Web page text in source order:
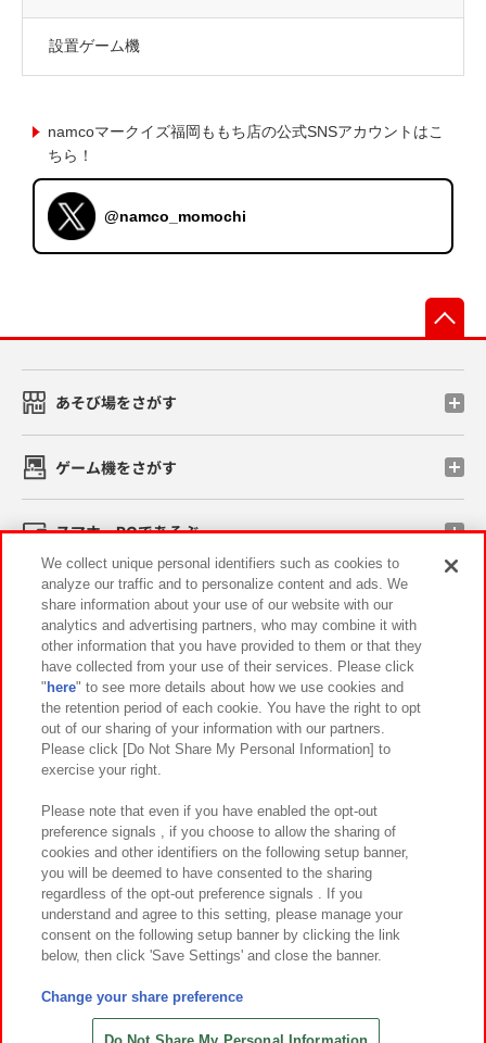
設置ゲーム機
namcoマークイズ福岡ももち店の公式SNSアカウントはこ
ちら！
@namco_momochi
あそび場をさがす
ゲーム機をさがす
スマホ・PCであそぶ
イベント・キャンペーン
関連会社 サステナビリティ サイトポリシー
プライバシーポリシー ウェブアクセシビリティ方針と検証結果
お取引先さまとともに
カスタマーハラスメント対応方針 よくあるご質問・お問い合わせ
©Bandai Namco Amusement Inc.
©Bandai Namco Amusement Lab Inc.
©HANAYASHIKI Co., Ltd. All Rights Reserved.
We collect unique personal identifiers such as cookies to
analyze our traffic and to personalize content and ads. We
share information about your use of our website with our
analytics and advertising partners, who may combine it with
other information that you have provided to them or that they
have collected from your use of their services. Please click
" here" to see more details about how we use cookies and
the retention period of each cookie. You have the right to opt
out of our sharing of your information with our partners.
Please click [Do Not Share My Personal Information] to
exercise your right.
Please note that even if you have enabled the opt-out
preference signals , if you choose to allow the sharing of
cookies and other identifiers on the following setup banner,
you will be deemed to have consented to the sharing
regardless of the opt-out preference signals . If you
understand and agree to this setting, please manage your
consent on the following setup banner by clicking the link
below, then click 'Save Settings' and close the banner.
Change your share preference